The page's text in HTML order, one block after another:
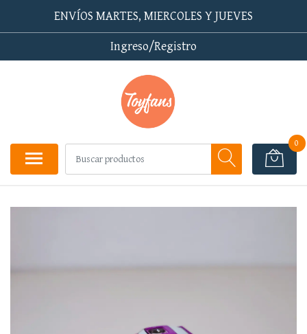
ENVÍOS MARTES, MIERCOLES Y JUEVES
Ingreso/Registro
0